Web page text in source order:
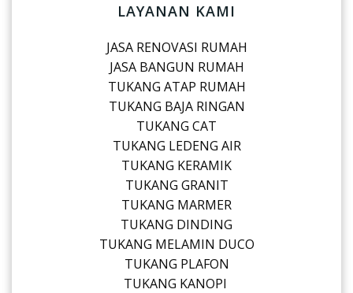
LAYANAN KAMI
JASA RENOVASI RUMAH
JASA BANGUN RUMAH
TUKANG ATAP RUMAH
TUKANG BAJA RINGAN
TUKANG CAT
TUKANG LEDENG AIR
TUKANG KERAMIK
TUKANG GRANIT
TUKANG MARMER
TUKANG DINDING
TUKANG MELAMIN DUCO
TUKANG PLAFON
TUKANG KANOPI